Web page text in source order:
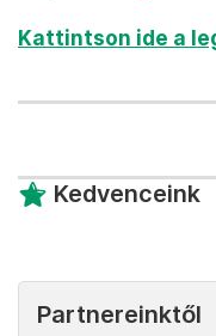
Kattintson ide a
Kedvenceink
Partnereinktől